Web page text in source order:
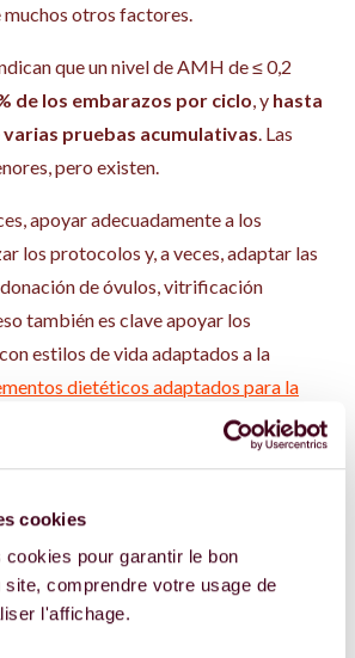
cookies
pour garantir le bon
comprendre votre usage de
l'affichage.
otros factores.
que un nivel de AMH de ≤ 0,2
de los embarazos por ciclo , y hasta
varias pruebas acumulativas . Las
pero existen.
apoyar adecuadamente a los
los protocolos y, a veces, adaptar las
de óvulos, vitrificación
también es clave apoyar los
estilos de vida adaptados a la
dietéticos adaptados para la
caso personal. Esta es una de las razones
el programa «El mito de las cápsulas»:
de un verdadero profesional de la salud